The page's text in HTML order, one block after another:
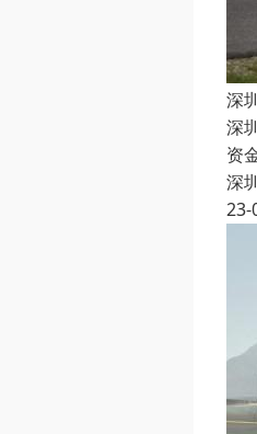
深
深
资
深
23-